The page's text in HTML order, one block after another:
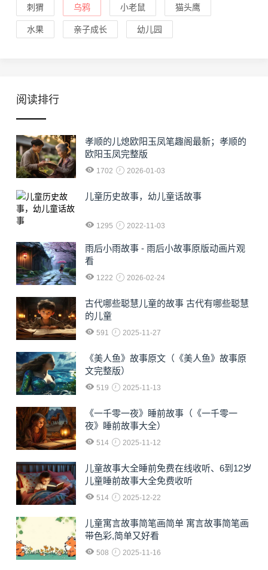
刺猬 乌鸦 小老鼠 猫头鹰
水果 亲子成长 幼儿园
阅读排行
孝顺的儿熄欧阳玉凤笔趣阁最新；孝顺的
欧阳玉凤完整版
1702 2026-01-03
儿童历史故事，幼儿童话故事
1295 2022-11-03
雨后小雨故事 - 雨后小故事原版动画片观
看
1222 2026-02-24
古代哪些聪慧儿童的故事 古代有哪些聪慧
的儿童
591 2025-11-27
《美人鱼》故事原文（《美人鱼》故事原
文完整版）
519 2025-11-13
《一千零一夜》睡前故事（《一千零一
夜》睡前故事大全）
514 2025-11-12
儿童故事大全睡前免费在线收听、6到12岁
儿童睡前故事大全免费收听
514 2025-12-22
儿童寓言故事简笔画简单 寓言故事简笔画
带色彩,简单又好看
508 2025-11-16